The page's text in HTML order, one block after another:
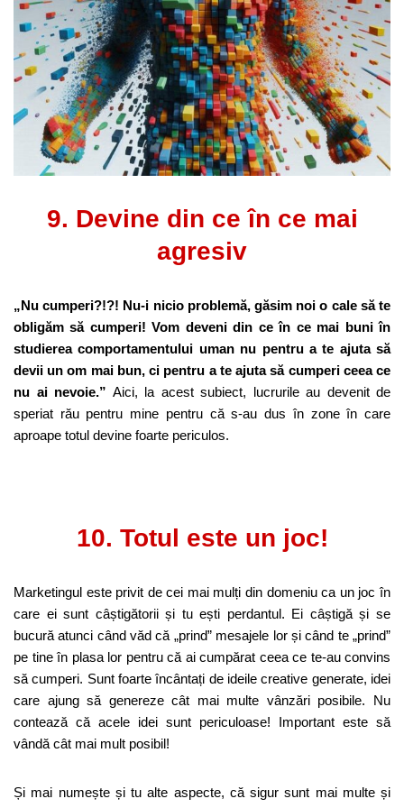
9. Devine din ce în ce mai
agresiv
„Nu cumperi?!?! Nu-i nicio problemă, găsim noi o cale să te
obligăm să cumperi! Vom deveni din ce în ce mai buni în
studierea comportamentului uman nu pentru a te ajuta să
devii un om mai bun, ci pentru a te ajuta să cumperi ceea ce
nu ai nevoie.” Aici, la acest subiect, lucrurile au devenit de
speriat rău pentru mine pentru că s-au dus în zone în care
aproape totul devine foarte periculos.
10. Totul este un joc!
Marketingul este privit de cei mai mulți din domeniu ca un joc în
care ei sunt câștigătorii și tu ești perdantul. Ei câștigă și se
bucură atunci când văd că „prind” mesajele lor și când te „prind”
pe tine în plasa lor pentru că ai cumpărat ceea ce te-au convins
să cumperi. Sunt foarte încântați de ideile creative generate, idei
care ajung să genereze cât mai multe vânzări posibile. Nu
contează că acele idei sunt periculoase! Important este să
vândă cât mai mult posibil!
Și mai numește și tu alte aspecte, că sigur sunt mai multe și